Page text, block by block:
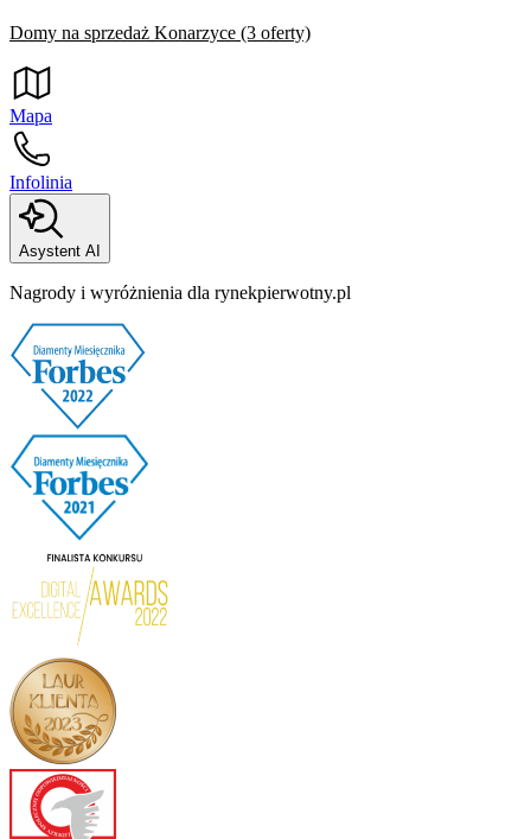
Domy na sprzedaż Konarzyce (3 oferty)
Mapa
Infolinia
Asystent AI
Nagrody i wyróżnienia dla rynekpierwotny.pl